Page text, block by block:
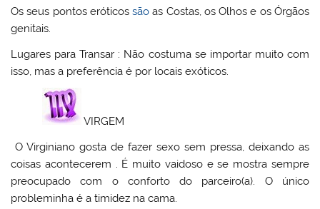
Os seus pontos eróticossão as Costas, os Olhos e os Órgãos
genitais.
Lugares para Transar : Não costuma se importar muito com
isso, mas a preferência é por locais exóticos.
VIRGEM
O Virginiano gosta de fazer sexo sem pressa, deixando as
coisas acontecerem . É muito vaidoso e se mostra sempre
preocupado com o conforto do parceiro(a). O único
probleminha é a timidez na cama.